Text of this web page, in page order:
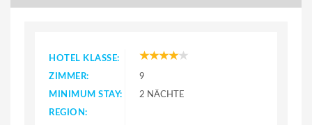
HOTEL KLASSE:
ZIMMER:
9
MINIMUM STAY:
2 NÄCHTE
REGION: